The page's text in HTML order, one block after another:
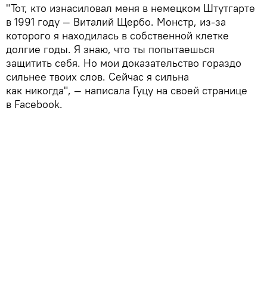
"Тот, кто изнасиловал меня в немецком Штутгарте
в 1991 году — Виталий Щербо. Монстр, из-за
которого я находилась в собственной клетке
долгие годы. Я знаю, что ты попытаешься
защитить себя. Но мои доказательство гораздо
сильнее твоих слов. Сейчас я сильна
как никогда", — написала Гуцу на своей странице
в Facebook.